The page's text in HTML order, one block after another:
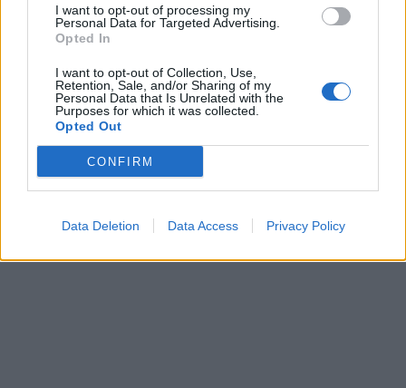
I want to opt-out of processing my
Personal Data for Targeted Advertising.
Opted In
I want to opt-out of Collection, Use,
Retention, Sale, and/or Sharing of my
Personal Data that Is Unrelated with the
Purposes for which it was collected.
Opted Out
CONFIRM
Data Deletion Data Access Privacy Policy
Μαΐου τα καταστήματα στην πόλη της Σπάρτης
θα παραμείνουν κλειστά.
ΑΓΟΡΑ